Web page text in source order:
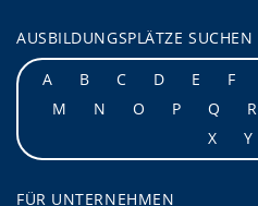
AUSBILDUNGSPLÄTZE SUCHEN
A
B C D E F
M
N O P Q R
X
Y
FÜR UNTERNEHMEN